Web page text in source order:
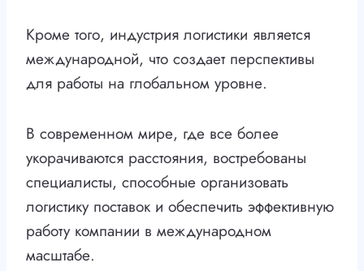
Кроме того, индустрия логистики является
международной, что создает перспективы
для работы на глобальном уровне.
В современном мире, где все более
укорачиваются расстояния, востребованы
специалисты, способные организовать
логистику поставок и обеспечить эффективную
работу компании в международном
масштабе.